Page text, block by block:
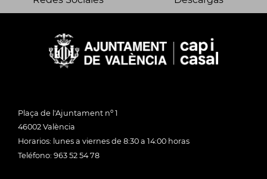
Plaça de l'Ajuntament nº 1
46002 València
Horarios: lunes a viernes de 8:30 a 14:00 horas
Teléfono: 963 52 54 78